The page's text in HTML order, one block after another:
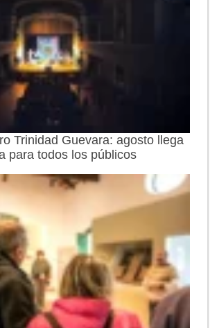
Trinidad Guevara: agosto llega
para todos los públicos